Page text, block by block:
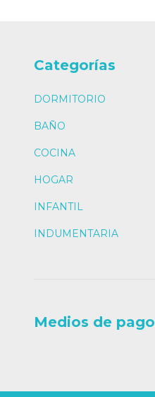
Categorías
DORMITORIO
BAÑO
COCINA
HOGAR
INFANTIL
INDUMENTARIA
Medios de pago